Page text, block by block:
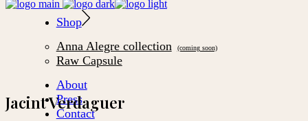
Shop
Anna Alegre collection
Raw Capsule
About
Press
Contact
Jacint Verdaguer